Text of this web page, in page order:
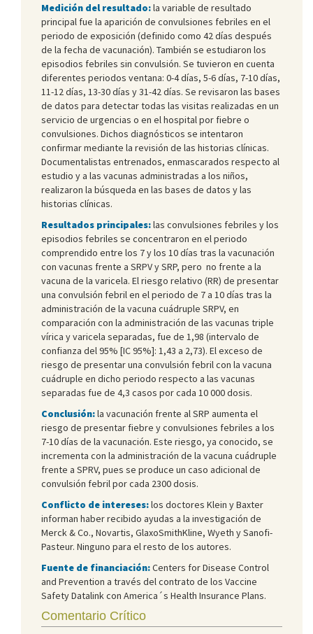
Medición del resultado:la variable de resultado
principal fue la aparición de convulsiones febriles en el
periodo de exposición (definido como 42 días después
de la fecha de vacunación). También se estudiaron los
episodios febriles sin convulsión. Se tuvieron en cuenta
diferentes periodos ventana: 0-4 días, 5-6 días, 7-10 días,
11-12 días, 13-30 días y 31-42 días. Se revisaron las bases
de datos para detectar todas las visitas realizadas en un
servicio de urgencias o en el hospital por fiebre o
convulsiones. Dichos diagnósticos se intentaron
confirmar mediante la revisión de las historias clínicas.
Documentalistas entrenados, enmascarados respecto al
estudio y a las vacunas administradas a los niños,
realizaron la búsqueda en las bases de datos y las
historias clínicas.
Resultados principales:las convulsiones febriles y los
episodios febriles se concentraron en el periodo
comprendido entre los 7 y los 10 días tras la vacunación
con vacunas frente a SRPV y SRP, pero no frente a la
vacuna de la varicela. El riesgo relativo (RR) de presentar
una convulsión febril en el periodo de 7 a 10 días tras la
administración de la vacuna cuádruple SRPV, en
comparación con la administración de las vacunas triple
vírica y varicela separadas, fue de 1,98 (intervalo de
confianza del 95% [IC 95%]: 1,43 a 2,73). El exceso de
riesgo de presentar una convulsión febril con la vacuna
cuádruple en dicho periodo respecto a las vacunas
separadas fue de 4,3 casos por cada 10 000 dosis.
Conclusión:la vacunación frente al SRP aumenta el
riesgo de presentar fiebre y convulsiones febriles a los
7-10 días de la vacunación. Este riesgo, ya conocido, se
incrementa con la administración de la vacuna cuádruple
frente a SPRV, pues se produce un caso adicional de
convulsión febril por cada 2300 dosis.
Conflicto de intereses:los doctores Klein y Baxter
informan haber recibido ayudas a la investigación de
Merck & Co., Novartis, GlaxoSmithKline, Wyeth y Sanofi-
Pasteur. Ninguno para el resto de los autores.
Fuente de financiación:Centers for Disease Control
and Prevention a través del contrato de los Vaccine
Safety Datalink con America´s Health Insurance Plans.
Comentario Crítico